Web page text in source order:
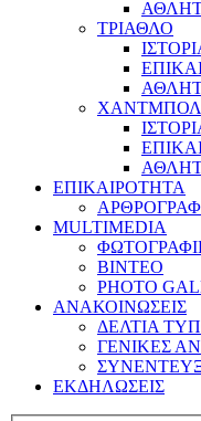
ΤΡΙΑΘΛΟ
ΧΑΝΤΜΠΟΛ
ΕΠΙΚΑΙΡΟΤΗΤΑ
MULTIMEDIA
ΒΙΝΤΕΟ
PHOTO
ΑΝΑΚΟΙΝΩΣΕΙΣ
ΔΕΛΤΙΑ
ΓΕΝΙΚΕΣ
ΕΚΔΗΛΩΣΕΙΣ